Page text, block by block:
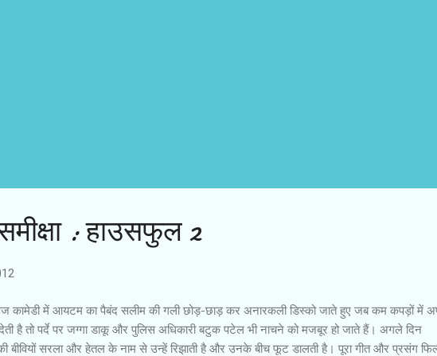
: हाउसफुल 2
कामेडी में आयटम का पैबंद सलीम की गली छोड़-छाड़ कर अनारकली डिस्को जाते हुए जब कम कपड़ों में
है तो पर्दे पर जग्गा डाकू और पुलिस अधिकारी बटुक पटेल भी नाचने को मजबूर हो जाते हैं। अगले दिन
बीवियों सरला और हेतल के नाम से उन्हें रिझाती है और उनके बीच फूट डालती है। पूरा गीत और प्रसंग